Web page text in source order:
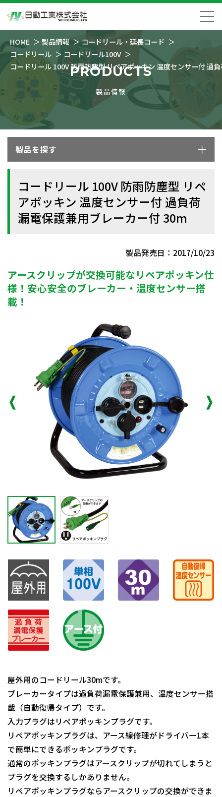
HOME 製品情報
コードリール・延長コード
コードリール
コードリール100V
コードリール 100V 防雨防塵型 リペアポッキン 温度センサー付 過
PRODUCTS
製品情報
製品を探す
コードリール 100V 防雨防塵型 リペ
アポッキン 温度センサー付 過負荷
漏電保護兼用ブレーカー付 30m
製品発売日：2017/10/23
アースクリップが交換可能なリペアポッキン仕
様！安心安全のブレーカー・温度センサー搭
載！
屋外用のコードリール30mです。
ブレーカータイプは過負荷漏電保護兼用、温度センサー搭
載（自動復帰タイプ）です。
入力プラグはリペアポッキンプラグです。
リペアポッキンプラグは、アース線修理がドライバー1本
で簡単にできるポッキンプラグです。
通常のポッキンプラグはアースクリップが切れてしまうと
プラグを交換するしかありません。
リペアポッキンプラグならアースクリップの交換ができま